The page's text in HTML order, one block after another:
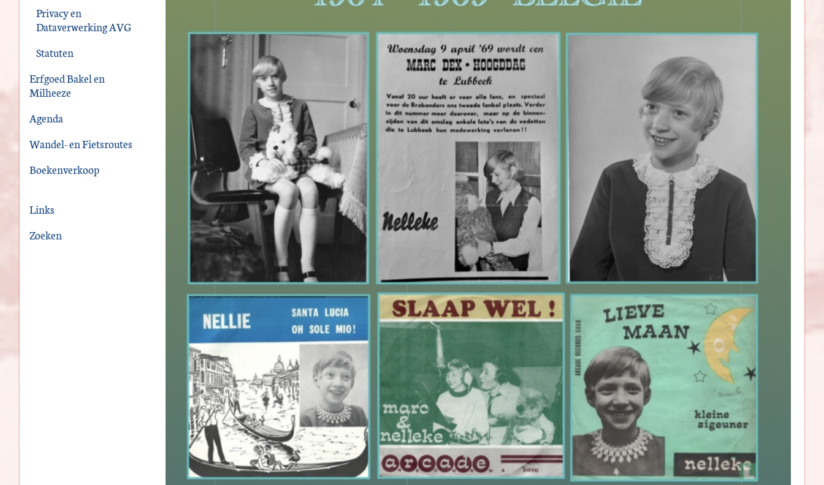
Privacy en
Dataverwerking AVG
Statuten
Erfgoed Bakel en
Milheeze
Agenda
Wandel- en Fietsroutes
Boekenverkoop
Links
Zoeken